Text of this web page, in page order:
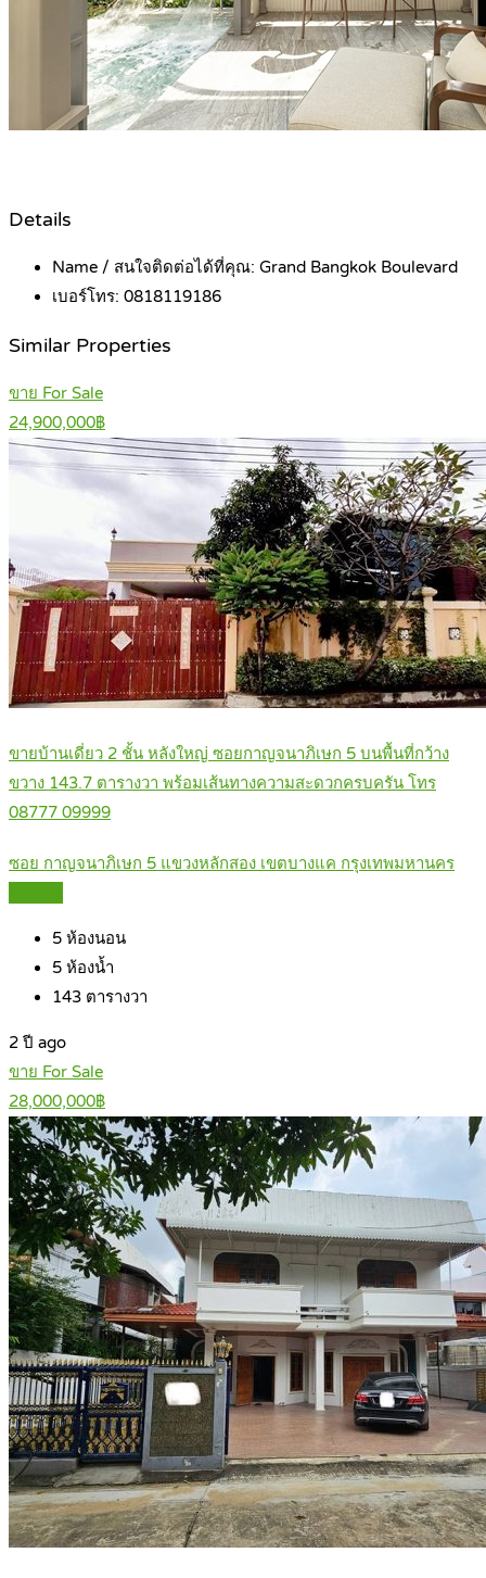
Details
Name / สนใจติดต่อได้ที่คุณ: Grand Bangkok Boulevard
เบอร์โทร: 0818119186
Similar Properties
ขาย For Sale
24,900,000฿
ขายบ้านเดี่ยว 2 ชั้น หลังใหญ่ ซอยกาญจนาภิเษก 5 บนพื้นที่กว้าง
ขวาง 143.7 ตารางวา พร้อมเส้นทางความสะดวกครบครัน โทร
08777 09999
ซอย กาญจนาภิเษก 5 แขวงหลักสอง เขตบางแค กรุงเทพมหานคร
5 ห้องนอน
5 ห้องน้ำ
143 ตารางวา
2 ปี ago
ขาย For Sale
28,000,000฿